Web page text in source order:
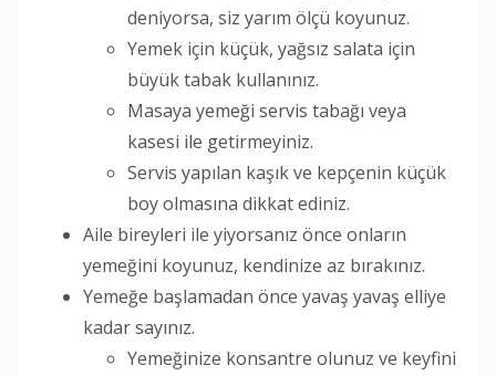
deniyorsa, siz yarım ölçü koyunuz.
Yemek için küçük, yağsız salata için
büyük tabak kullanınız.
Masaya yemeği servis tabağı veya
kasesi ile getirmeyiniz.
Servis yapılan kaşık ve kepçenin küçük
boy olmasına dikkat ediniz.
Aile bireyleri ile yiyorsanız önce onların
yemeğini koyunuz, kendinize az bırakınız.
Yemeğe başlamadan önce yavaş yavaş elliye
kadar sayınız.
Yemeğinize konsantre olunuz ve keyfini